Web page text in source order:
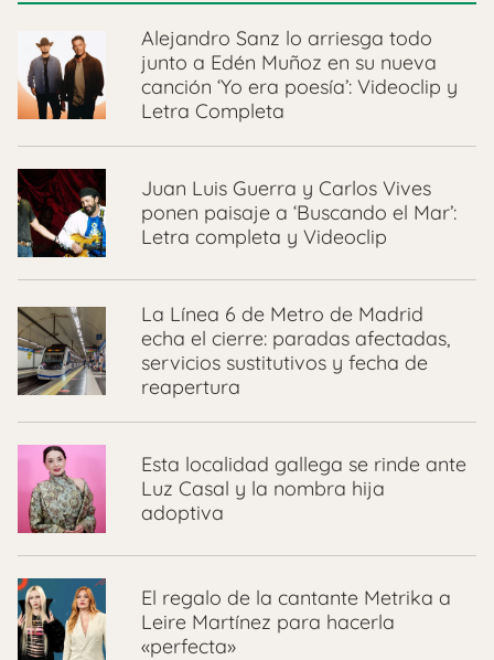
Alejandro Sanz lo arriesga todo
junto a Edén Muñoz en su nueva
canción ‘Yo era poesía’: Videoclip y
Letra Completa
Juan Luis Guerra y Carlos Vives
ponen paisaje a ‘Buscando el Mar’:
Letra completa y Videoclip
La Línea 6 de Metro de Madrid
echa el cierre: paradas afectadas,
servicios sustitutivos y fecha de
reapertura
Esta localidad gallega se rinde ante
Luz Casal y la nombra hija
adoptiva
El regalo de la cantante Metrika a
Leire Martínez para hacerla
«perfecta»